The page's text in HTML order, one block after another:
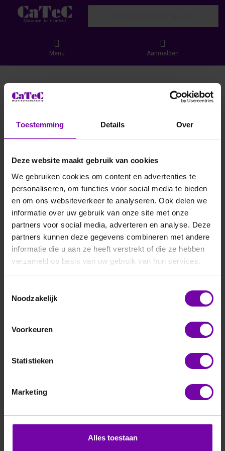
Toestemming Details Over
Deze website maakt gebruik van cookies
We gebruiken cookies om content en advertenties te
personaliseren, om functies voor social media te bieden
en om ons websiteverkeer te analyseren. Ook delen we
informatie over uw gebruik van onze site met onze
partners voor social media, adverteren en analyse. Deze
partners kunnen deze gegevens combineren met andere
informatie die u aan ze heeft verstrekt of die ze hebben
verzameld op basis van uw gebruik van hun services.
Noodzakelijk
Voorkeuren
Statistieken
Marketing
Alles toestaan
Menu Aanmelden
E+E
Digitale RV/T meetvoeler, PTFE filter, 2m kabel
Vraag een offerte aan Bij vragen, bel ons